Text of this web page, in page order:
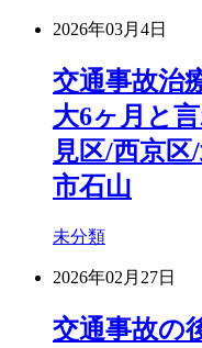
2026年03月4日
交通事故治
大6ヶ月と
見区/西京
市石山
未分類
2026年02月27日
交通事故の